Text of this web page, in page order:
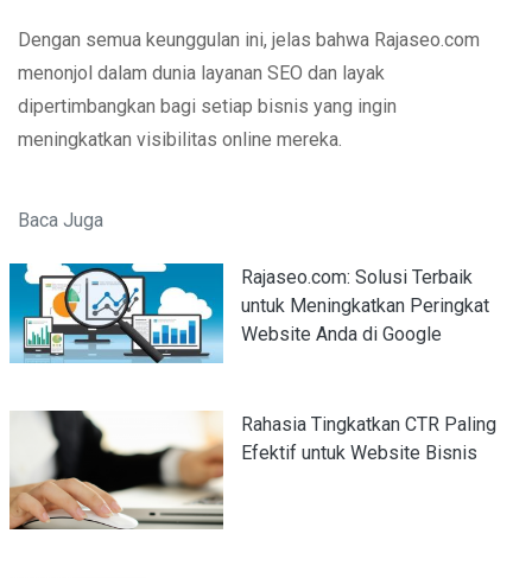
Dengan semua keunggulan ini, jelas bahwa Rajaseo.com
menonjol dalam dunia layanan SEO dan layak
dipertimbangkan bagi setiap bisnis yang ingin
meningkatkan visibilitas online mereka.
Baca Juga
Rajaseo.com: Solusi Terbaik
untuk Meningkatkan Peringkat
Website Anda di Google
Rahasia Tingkatkan CTR Paling
Efektif untuk Website Bisnis